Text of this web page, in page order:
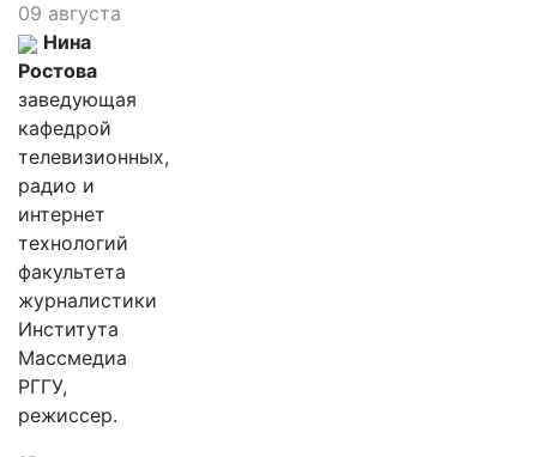
09 августа
Нина
Ростова
заведующая
кафедрой
телевизионных,
радио и
интернет
технологий
факультета
журналистики
Института
Массмедиа
РГГУ,
режиссер.